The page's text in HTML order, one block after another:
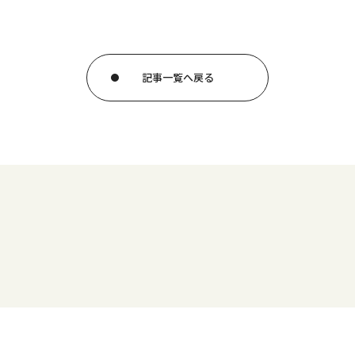
記事一覧へ戻る